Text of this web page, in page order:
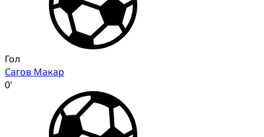
Гол
Сагов Макар
0'